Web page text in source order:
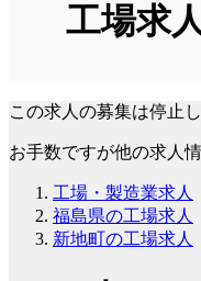
工場求
この求人の募集は停止
お手数ですが他の求人
工場・製造業求人
福島県の工場求人
新地町の工場求人